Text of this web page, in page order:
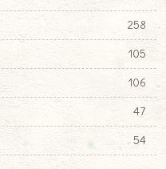
258
105
106
47
54